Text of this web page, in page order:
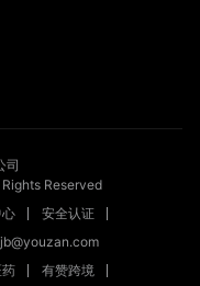
司
Reserved
安全认证
有赞跨境